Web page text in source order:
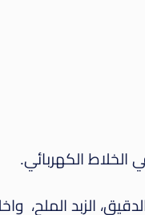
الخلاط الكهربائي.
الزبد الملح،